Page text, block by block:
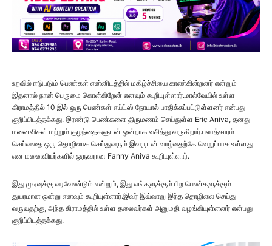
உறவில் ஈடுபடும் பெண்கள் என்னிடத்தில் மகிழ்ச்சியை காண்கின்றனர் என்றும்
இதனால் நான் பெருமை கொள்கிறேன் எனவும் கூறியுள்ளார்.மால்வேயில் உள்ள
கிராமத்தில் 10 இல் ஒரு பெண்கள் எய்ட்ஸ் நோயால் பாதிக்கப்பட்டுள்ளனர் என்பது
குறிப்பிடத்தக்கது. இரண்டு பெண்களை திருமணம் செய்துள்ள Eric Aniva, தனது
மனைவிகள் மற்றும் குழந்தைகளுடன் ஒன்றாக வசித்து வருகிறார்.பலாத்காரம்
செய்வதை ஒரு தொழிலாக செய்துவரும் இவருடன் வாழ்வதற்கே வெறுப்பாக உள்ளது
என மனைவியர்களில் ஒருவரான Fanny Aniva கூறியுள்ளார்.
இது முடிவுக்கு வரவேண்டும் என்றும், இது எங்களுக்கும் பிற பெண்களுக்கும்
துயரமான ஒன்று எனவும் கூறியுள்ளார்.இவர் இவ்வாறு இந்த தொழிலை செய்து
வருவதற்கு, அந்த கிராமத்தில் உள்ள தலைவர்கள் அனுமதி வழங்கியுள்ளனர் என்பது
குறிப்பிடத்தக்கது.